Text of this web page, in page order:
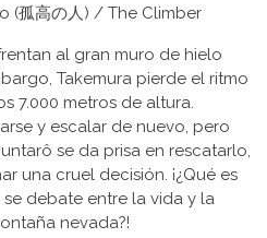
(孤高の人) / The Climber
al gran muro de hielo
Takemura pierde el ritmo
7.000 metros de altura.
y escalar de nuevo, pero
se da prisa en rescatarlo,
una cruel decisión. ¡¿Qué es
debate entre la vida y la
nevada?!